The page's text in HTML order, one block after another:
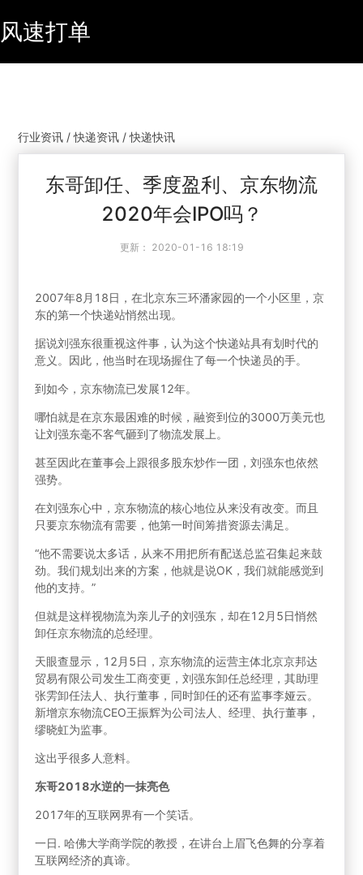
风速打单
行业资讯 / 快递资讯 / 快递快讯
东哥卸任、季度盈利、京东物流
2020年会IPO吗？
更新： 2020-01-16 18:19
2007年8月18日，在北京东三环潘家园的一个小区里，京
东的第一个快递站悄然出现。
据说刘强东很重视这件事，认为这个快递站具有划时代的
意义。因此，他当时在现场握住了每一个快递员的手。
到如今，京东物流已发展12年。
哪怕就是在京东最困难的时候，融资到位的3000万美元也
让刘强东毫不客气砸到了物流发展上。
甚至因此在董事会上跟很多股东炒作一团，刘强东也依然
强势。
在刘强东心中，京东物流的核心地位从来没有改变。而且
只要京东物流有需要，他第一时间筹措资源去满足。
“他不需要说太多话，从来不用把所有配送总监召集起来鼓
劲。我们规划出来的方案，他就是说OK，我们就能感觉到
他的支持。”
但就是这样视物流为亲儿子的刘强东，却在12月5日悄然
卸任京东物流的总经理。
天眼查显示，12月5日，京东物流的运营主体北京京邦达
贸易有限公司发生工商变更，刘强东卸任总经理，其助理
张雱卸任法人、执行董事，同时卸任的还有监事李娅云。
新增京东物流CEO王振辉为公司法人、经理、执行董事，
缪晓虹为监事。
这出乎很多人意料。
东哥2018水逆的一抹亮色
2017年的互联网界有一个笑话。
一日. 哈佛大学商学院的教授，在讲台上眉飞色舞的分享着
互联网经济的真谛。